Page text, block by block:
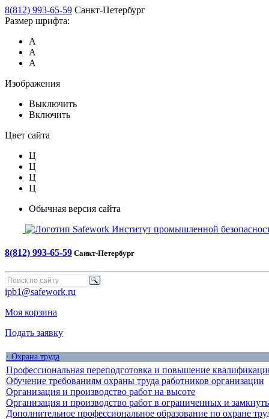
8(812) 993-65-59 Санкт-Петербург
Размер шрифта:
А
А
А
Изображения
Выключить
Включить
Цвет сайта
Ц
Ц
Ц
Ц
Обычная версия сайта
Safework Институт промышленной
8(812) 993-65-59 Санкт-Петербург
ipb1@safework.ru
Моя корзина
Подать заявку
· Охрана труда
Профессиональная переподготовка и повышение
Обучение требованиям охраны труда работников организации
Организация и производство работ на высоте
Организация и производство работ в ограниченных и
Дополнительное профессиональное образование по охране